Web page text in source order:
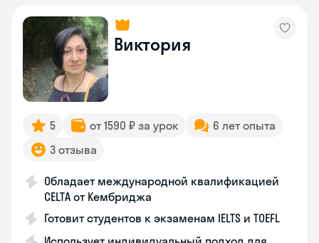
Виктория
5 от 1590 ₽ за урок
6 лет опыта
3 отзыва
Обладает международной квалификацией
CELTA от Кембриджа
Готовит студентов к экзаменам IELTS и TOEFL